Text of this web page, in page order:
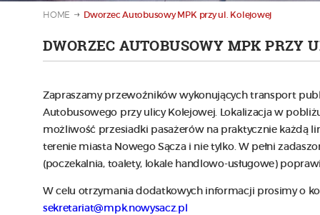
HOME Dworzec Autobusowy MPK przy ul. Kolejowej
DWORZEC AUTOBUSOWY MPK PRZY
Zapraszamy przewoźników wykonujących transport
Autobusowego przy ulicy Kolejowej. Lokalizacja w
możliwość przesiadki pasażerów na praktycznie każdą
terenie miasta Nowego Sącza i nie tylko. W pełni
(poczekalnia, toalety, lokale handlowo-usługowe)
W celu otrzymania dodatkowych informacji prosimy o
sekretariat@mpk.nowysacz.pl